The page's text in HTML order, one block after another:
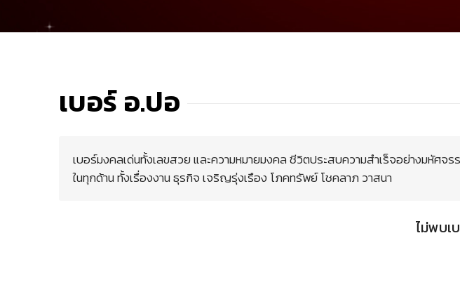
เบอร์ อ.ปอ
เบอร์มงคลเด่นทั้งเลขสวย และความหมายมงคล ชีวิตประสบความสำเร็จอย่างมหัศ
ในทุกด้าน ทั้งเรื่องงาน ธุรกิจ เจริญรุ่งเรือง โภคทรัพย์ โชคลาภ วาสนา​
ไม่พบเ